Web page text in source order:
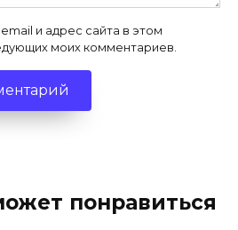
и адрес сайта в этом
моих комментариев.
понравиться